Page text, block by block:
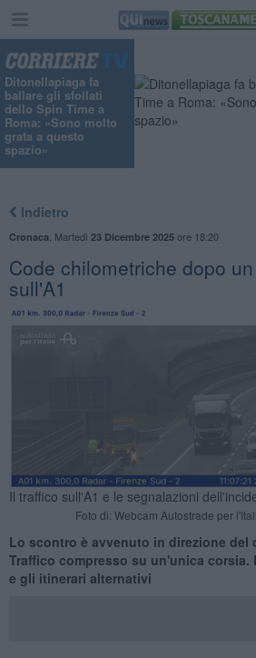
Ditonellapiaga fa
ballare gli sfollati
dello Spin Time a
Roma: «Sono molto
grata a questo
spazio»
Indietro
Cronaca Martedì 23 Dicembre 2025ore 18:20
Code chilometriche dopo
sull'A1
Il traffico sull'A1 e le segnalazioni
Foto di: Webcam Autostrade per
Lo scontro è avvenuto in direzione del
Traffico compresso su un'unica corsia.
e gli itinerari alternativi